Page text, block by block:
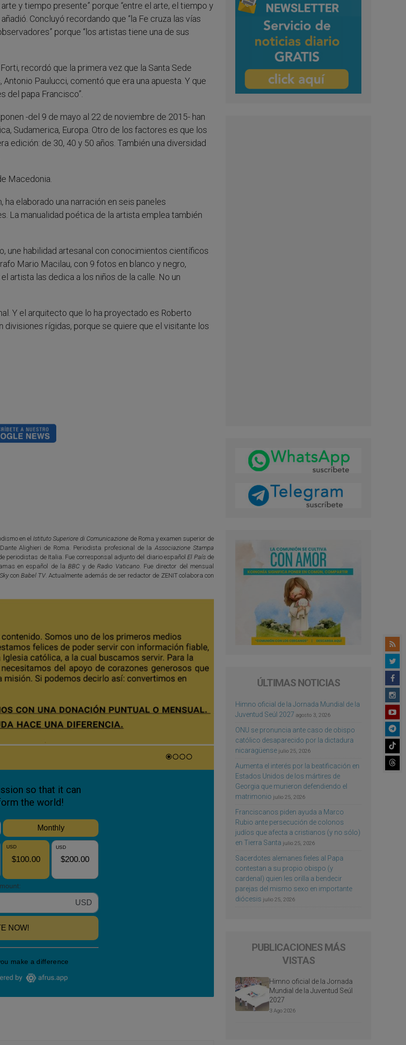
y tiempo presente” porque “entre el arte, el tiempo y
Concluyó recordando que “la Fe cruza las vías
porque “los artistas tiene una de sus
recordó que la primera vez que la Santa Sede
Paulucci, comentó que era una apuesta. Y que
del papa Francisco”.
-del 9 de mayo al 22 de noviembre de 2015- han
Sudamerica, Europa. Otro de los factores es que los
edición: de 30, 40 y 50 años. También una diversidad
Macedonia.
elaborado una narración en seis paneles
La manualidad poética de la artista emplea también
une habilidad artesanal con conocimientos científicos
Mario Macilau, con 9 fotos en blanco y negro,
artista las dedica a los niños de la calle. No un
Y el arquitecto que lo ha proyectado es Roberto
divisiones rígidas, porque se quiere que el visitante los
en el Istituto Superiore di Comunicazione de Roma y examen superior de
Alighieri de Roma. Periodista profesional de la Associazione Stampa
periodistas de Italia. Fue corresponsal adjunto del diario españolEl Paísde
en español de laBBC y deRadio Vaticano. Fue director del mensual
Skycon Babel TV. Actualmente además de ser redactor de ZENIT colabora con
ÚLTIMAS NOTICIAS
Himno oficial de la Jornada Mundial de la
Juventud Seúl 2027 agosto 3, 2026
ONU se pronuncia ante caso de obispo
católico desaparecido por la dictadura
nicaragüense julio 25, 2026
Aumenta el interés por la beatificación en
Estados Unidos de los mártires de
Georgia que murieron defendiendo el
matrimonio julio 25, 2026
Franciscanos piden ayuda a Marco
Rubio ante persecución de colonos
judíos que afecta a cristianos (y no sólo)
en Tierra Santa julio 25, 2026
Sacerdotes alemanes fieles al Papa
contestan a su propio obispo (y
cardenal) quien les orilla a bendecir
parejas del mismo sexo en importante
diócesis julio 25, 2026
PUBLICACIONES MÁS
VISTAS
Himno oficial de la Jornada
Mundial de la Juventud Seúl
2027
3 Ago 2026